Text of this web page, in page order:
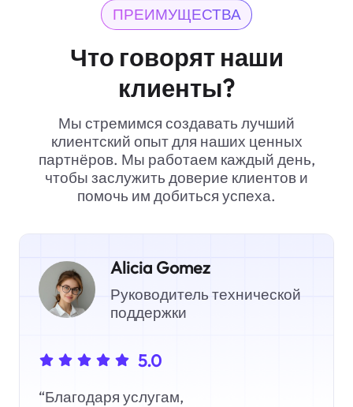
ПРЕИМУЩЕСТВА
Что говорят наши
клиенты?
Мы стремимся создавать лучший
клиентский опыт для наших ценных
партнёров. Мы работаем каждый день,
чтобы заслужить доверие клиентов и
помочь им добиться успеха.
Alicia Gomez
Руководитель технической
поддержки
5.0
“Благодаря услугам,